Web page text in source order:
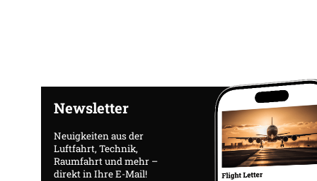
Newsletter
Neuigkeiten aus der
Luftfahrt, Technik,
Raumfahrt und mehr –
direkt in Ihre E-Mail!